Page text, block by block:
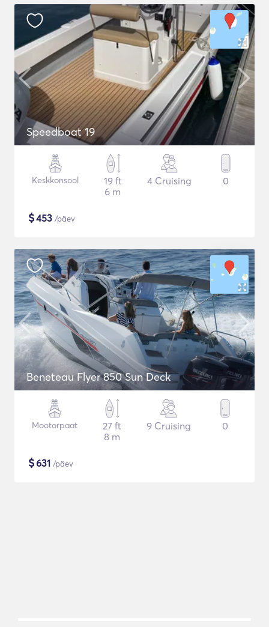
Speedboat 19
Keskkonsool
19 ft
6 m
4 Cruising 0
$453 /päev
Beneteau Flyer 850 Sun Deck
Mootorpaat
27 ft
8 m
9 Cruising 0
$631 /päev